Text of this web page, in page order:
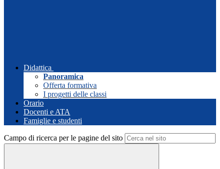
Didattica
Panoramica
Offerta formativa
I progetti delle classi
Orario
Docenti e ATA
Famiglie e studenti
Campo di ricerca per le pagine del sito